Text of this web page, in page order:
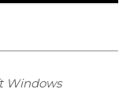
Windows